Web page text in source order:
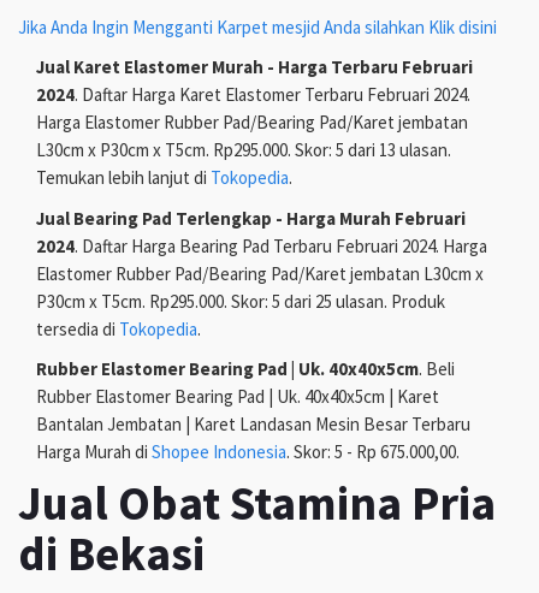
Jika Anda Ingin Mengganti Karpet mesjid Anda silahkan Klik disini
Jual Karet Elastomer Murah - Harga Terbaru Februari
2024. Daftar Harga Karet Elastomer Terbaru Februari 2024.
Harga Elastomer Rubber Pad/Bearing Pad/Karet jembatan
L30cm x P30cm x T5cm. Rp295.000. Skor: 5 dari 13 ulasan.
Temukan lebih lanjut di Tokopedia.
Jual Bearing Pad Terlengkap - Harga Murah Februari
2024. Daftar Harga Bearing Pad Terbaru Februari 2024. Harga
Elastomer Rubber Pad/Bearing Pad/Karet jembatan L30cm x
P30cm x T5cm. Rp295.000. Skor: 5 dari 25 ulasan. Produk
tersedia di Tokopedia.
Rubber Elastomer Bearing Pad | Uk. 40x40x5cm. Beli
Rubber Elastomer Bearing Pad | Uk. 40x40x5cm | Karet
Bantalan Jembatan | Karet Landasan Mesin Besar Terbaru
Harga Murah di Shopee Indonesia. Skor: 5 - Rp 675.000,00.
Jual Obat Stamina Pria
di Bekasi